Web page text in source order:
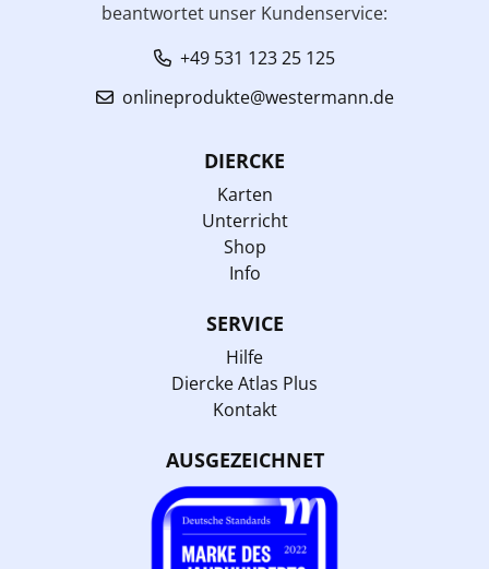
beantwortet unser Kundenservice:
+49 531 123 25 125
onlineprodukte@westermann.de
DIERCKE
Karten
Unterricht
Shop
Info
SERVICE
Hilfe
Diercke Atlas Plus
Kontakt
AUSGEZEICHNET